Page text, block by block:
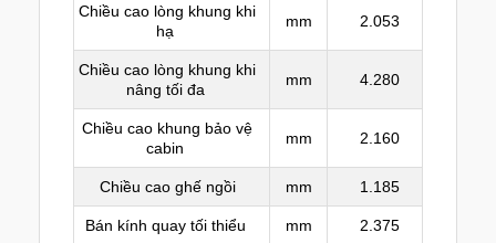
Chiều cao lòng khung khi
hạ
mm 2.053
Chiều cao lòng khung khi
nâng tối đa
mm 4.280
Chiều cao khung bảo vệ
cabin
mm 2.160
Chiều cao ghế ngồi mm 1.185
Bán kính quay tối thiểu mm 2.375